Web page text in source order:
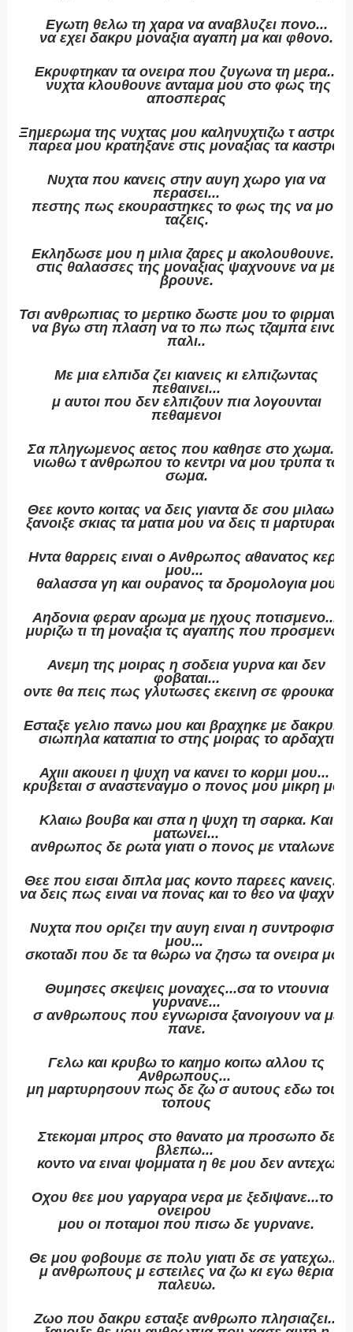
Εγωτη θελω τη χαρα να αναβλυζει πονο...
να εχει δακρυ μοναξια αγαπη μα και φθονο.
Εκρυφτηκαν τα ονειρα που ζυγωνα τη μερα...
νυχτα κλουθουνε ανταμα μου στο φως της
αποσπερας
Ξημερωμα της νυχτας μου καληνυχτιζω τ
παρεα μου κρατηξανε στις μοναξιας τα καστρα.
Νυχτα που κανεις στην αυγη χωρο για να
περασει...
πεστης πως εκουραστηκες το φως της να μου
ταζεις.
Εκληδωσε μου η μιλια ζαρες μ ακολουθουνε...
στις θαλασσες της μοναξιας ψαχνουνε να με
βρουνε.
Τσι ανθρωπιας το μερτικο δωστε μου το
να βγω στη πλαση να το πω πως τζαμπα ειναι
παλι..
Με μια ελπιδα ζει κιανεις κι ελπιζωντας
πεθαινει...
μ αυτοι που δεν ελπιζουν πια λογουνται
πεθαμενοι
Σα πληγωμενος αετος που καθησε στο χωμα...
νιωθω τ ανθρωπου το κεντρι να μου τρυπα το
σωμα.
Θεε κοντο κοιτας να δεις γιαντα δε σου μιλαω...
ξανοιξε σκιας τα ματια μου να δεις τι μαρτυραω.
Ηντα θαρρεις ειναι ο Ανθρωπος αθανατος κερα
μου...
θαλασσα γη και ουρανος τα δρομολογια μου
Αηδονια φεραν αρωμα με ηχους ποτισμενο...
μυριζω τι τη μοναξια τς αγαπης που προσμενω.
Ανεμη της μοιρας η σοδεια γυρνα και δεν
φοβαται...
οντε θα πεις πως γλυτωσες εκεινη σε φρουκατε.
Εσταξε γελιο πανω μου και βραχηκε με δακρυ...
σιωπηλα καταπια το στης μοιρας το αρδαχτι
Αχιιι ακουει η ψυχη να κανει το κορμι μου...
κρυβεται σ αναστεναγμο ο πονος μου μικρη μου
Κλαιω βουβα και σπα η ψυχη τη σαρκα. Και
ματωνει...
ανθρωπος δε ρωτα γιατι ο πονος με νταλωνει.
Θεε που εισαι διπλα μας κοντο παρεες κανεις...
να δεις πως ειναι να πονας και το θεο να ψαχνεις
Νυχτα που οριζει την αυγη ειναι η συντροφισα
μου...
σκοταδι που δε τα θωρω να ζησω τα ονειρα μου
Θυμησες σκεψεις μοναχες...σα το ντουνια
γυρνανε...
σ ανθρωπους που εγνωρισα ξανοιγουν να με
πανε.
Γελω και κρυβω το καημο κοιτω αλλου τς
Ανθρωπους...
μη μαρτυρησουν πως δε ζω σ αυτους εδω τους
τοπους
Στεκομαι μπρος στο θανατο μα προσωπο δε
βλεπω...
κοντο να ειναι ψομματα η θε μου δεν αντεχω
Οχου θεε μου γαργαρα νερα με ξεδιψανε...του
ονειρου
μου οι ποταμοι που πισω δε γυρνανε.
Θε μου φοβουμε σε πολυ γιατι δε σε γατεχω...
μ ανθρωπους μ εστειλες να ζω κι εγω θερια
παλευω.
Ζωο που δακρυ εσταξε ανθρωπο πλησιαζει...